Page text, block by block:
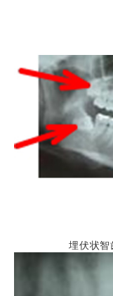
埋伏状智